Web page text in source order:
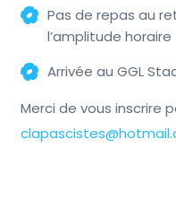
Pas de repas au
l’amplitude horaire
Arrivée au GGL
Merci de vous inscrire